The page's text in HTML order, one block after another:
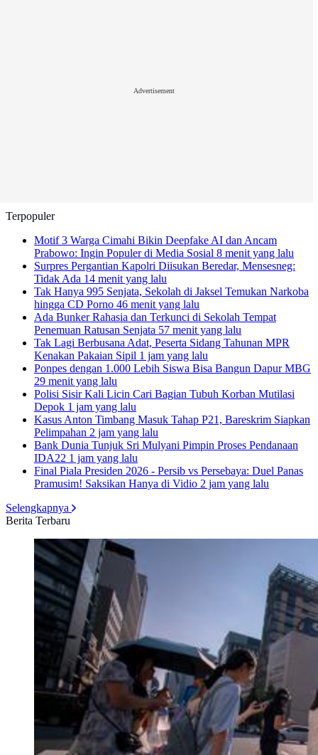
Advertisement
Terpopuler
Motif 3 Warga Cimahi Bikin Deepfake AI dan Ancam
Prabowo: Ingin Populer di Media Sosial 8 menit yang lalu
Surpres Pergantian Kapolri Diisukan Beredar, Mensesneg:
Tidak Ada 14 menit yang lalu
Tak Hanya 995 Senjata, Sekolah di Jaksel Temukan Narkoba
hingga CD Porno 46 menit yang lalu
Ada Bunker Rahasia dan Terkunci di Sekolah Tempat
Penemuan Ratusan Senjata 57 menit yang lalu
Tak Lagi Berbusana Adat, Peserta Sidang Tahunan MPR
Kenakan Pakaian Sipil 1 jam yang lalu
Ponpes dengan 1.000 Lebih Siswa Bisa Bangun Dapur MBG
29 menit yang lalu
Polisi Sisir Kali Licin Cari Bagian Tubuh Korban Mutilasi
Depok 1 jam yang lalu
Kasus Anton Timbang Masuk Tahap P21, Bareskrim Siapkan
Pelimpahan 2 jam yang lalu
Bank Dunia Tunjuk Sri Mulyani Pimpin Proses Pendanaan
IDA22 1 jam yang lalu
Final Piala Presiden 2026 - Persib vs Persebaya: Duel Panas
Pramusim! Saksikan Hanya di Vidio 2 jam yang lalu
Selengkapnya
Berita Terbaru